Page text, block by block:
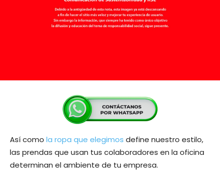
Así como la ropa que elegimos define nuestro estilo,
las prendas que usan tus colaboradores en la oficina
determinan el ambiente de tu empresa.